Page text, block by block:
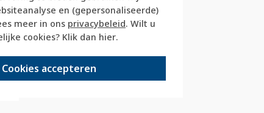
en (gepersonaliseerde)
meer in ons privacybeleid. Wilt u
cookies? Klik dan hier.
Cookies accepteren